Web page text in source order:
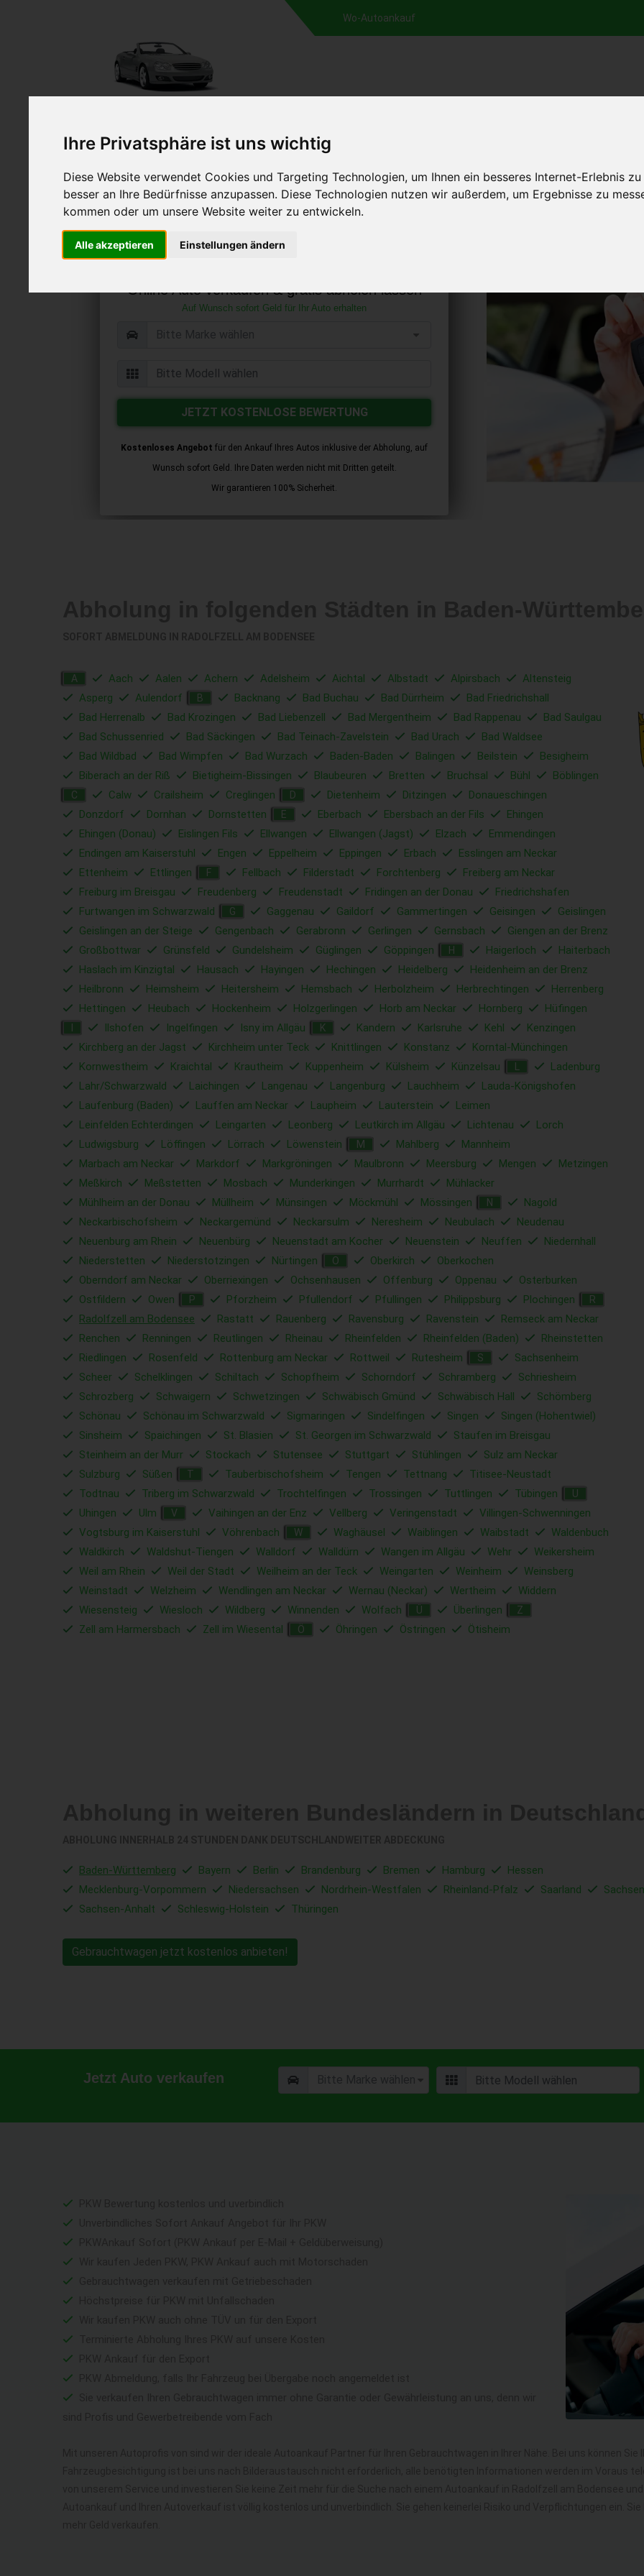
Ihre Privatsphäre ist uns wichtig
Diese Website verwendet Cookies und Targeting Technologien, um Ihnen ein besseres Internet-Erlebnis
besser an Ihre Bedürfnisse anzupassen. Diese Technologien nutzen wir außerdem, um Ergebnisse zu
kommen oder um unsere Website weiter zu entwickeln.
Alle akzeptieren Einstellungen ändern
Wo-Autoankauf
HOME AUTOANKAUF
Autoankauf in Radolfzell am Bodensee
Online Auto verkaufen & gratis abholen lassen
Auf Wunsch sofort Geld für Ihr Auto erhalten
JETZT KOSTENLOSE BEWERTUNG
Kostenloses Angebot für den Ankauf Ihres Autos inklusive der Abholung, auf
Wunsch sofort Geld. Ihre Daten werden nicht mit Dritten geteilt.
Wir garantieren 100% Sicherheit.
A Aach Aalen Achern Adelsheim Aichtal Albstadt Alpirsbach
Altensteig
Asperg
Aulendorf B Backnang Bad Buchau Bad Dürrheim
Bad Friedrichshall
Bad Herrenalb
Bad Krozingen Bad Liebenzell Bad Mergentheim Bad Rappenau
Bad Saulgau
Bad Schussenried
Bad Säckingen Bad Teinach-Zavelstein Bad Urach
Bad Waldsee
Bad Wildbad
Bad Wimpfen Bad Wurzach Baden-Baden Balingen Beilstein
Besigheim
Biberach an der Riß
Bietigheim-Bissingen Blaubeuren Bretten Bruchsal Bühl Böblingen
C Calw Crailsheim Creglingen D Dietenheim Ditzingen
Donaueschingen
Donzdorf
Dornhan Dornstetten E Eberbach Ebersbach an der Fils
Ehingen
Ehingen (Donau)
Eislingen Fils Ellwangen Ellwangen (Jagst) Elzach
Emmendingen
Endingen am Kaiserstuhl
Engen Eppelheim Eppingen Erbach
Esslingen am Neckar
Ettenheim
Ettlingen F Fellbach Filderstadt Forchtenberg
Freiberg am Neckar
Freiburg im Breisgau
Freudenberg Freudenstadt Fridingen an der Donau
Friedrichshafen
Furtwangen im Schwarzwald
G Gaggenau Gaildorf Gammertingen Geisingen
Geislingen
Geislingen an der Steige
Gengenbach Gerabronn Gerlingen Gernsbach
Giengen an der Brenz
Großbottwar
Grünsfeld Gundelsheim Güglingen Göppingen H Haigerloch
Haiterbach
Haslach im Kinzigtal
Hausach Hayingen Hechingen Heidelberg
Heidenheim an der Brenz
Heilbronn
Heimsheim Heitersheim Hemsbach Herbolzheim Herbrechtingen
Herrenberg
Hettingen
Heubach Hockenheim Holzgerlingen Horb am Neckar Hornberg Hüfingen
Ilshofen Ingelfingen Isny im Allgäu K Kandern Karlsruhe Kehl
Kenzingen
Kirchberg an der Jagst
Kirchheim unter Teck Knittlingen Konstanz
Korntal-Münchingen
Kornwestheim
Kraichtal Krautheim Kuppenheim Külsheim Künzelsau
Ladenburg
Lahr/Schwarzwald
Laichingen Langenau Langenburg Lauchheim
Lauda-Königshofen
Laufenburg (Baden)
Lauffen am Neckar Laupheim Lauterstein
Leimen
Leinfelden Echterdingen
Leingarten Leonberg Leutkirch im Allgäu Lichtenau
Lorch
Ludwigsburg
Löffingen Lörrach Löwenstein M Mahlberg
Mannheim
Marbach am Neckar
Markdorf Markgröningen Maulbronn Meersburg Mengen
Metzingen
Meßkirch
Meßstetten Mosbach Munderkingen Murrhardt
Mühlacker
Mühlheim an der Donau
Müllheim Münsingen Möckmühl Mössingen N
Nagold
Neckarbischofsheim
Neckargemünd Neckarsulm Neresheim Neubulach
Neudenau
Neuenburg am Rhein
Neuenbürg Neuenstadt am Kocher Neuenstein Neuffen
Niedernhall
Niederstetten
Niederstotzingen Nürtingen O Oberkirch
Oberkochen
Oberndorf am Neckar
Oberriexingen Ochsenhausen Offenburg Oppenau
Osterburken
Ostfildern
Owen P Pforzheim Pfullendorf Pfullingen Philippsburg Plochingen R
Radolfzell am Bodensee Rastatt Rauenberg Ravensburg Ravenstein
Remseck am Neckar
Renchen
Renningen Reutlingen Rheinau Rheinfelden Rheinfelden (Baden)
Rheinstetten
Riedlingen
Rosenfeld Rottenburg am Neckar Rottweil Rutesheim S
Sachsenheim
Scheer
Schelklingen Schiltach Schopfheim Schorndorf Schramberg
Schriesheim
Schrozberg
Schwaigern Schwetzingen Schwäbisch Gmünd Schwäbisch Hall
Schömberg
Schönau
Schönau im Schwarzwald Sigmaringen Sindelfingen Singen
Singen (Hohentwiel)
Sinsheim
Spaichingen St. Blasien St. Georgen im Schwarzwald
Staufen im Breisgau
Steinheim an der Murr
Stockach Stutensee Stuttgart Stühlingen
Sulz am Neckar
Sulzburg
Süßen T Tauberbischofsheim Tengen Tettnang
Titisee-Neustadt
Todtnau
Triberg im Schwarzwald Trochtelfingen Trossingen Tuttlingen Tübingen U
Uhingen Ulm V Vaihingen an der Enz Vellberg Veringenstadt
Villingen-Schwenningen
Vogtsburg im Kaiserstuhl
Vöhrenbach W Waghäusel Waiblingen Waibstadt
Waldenbuch
Waldkirch
Waldshut-Tiengen Walldorf Walldürn Wangen im Allgäu Wehr
Weikersheim
Weil am Rhein
Weil der Stadt Weilheim an der Teck Weingarten Weinheim
Weinsberg
Weinstadt
Welzheim Wendlingen am Neckar Wernau (Neckar) Wertheim
Widdern
Wiesensteig
Wiesloch Wildberg Winnenden Wolfach Ü Überlingen Z
Zell am Harmersbach Zell im Wiesental Ö Öhringen Östringen Ötisheim
Baden-Württemberg Bayern Berlin Brandenburg Bremen Hamburg
Hessen
Mecklenburg-Vorpommern
Niedersachsen Nordrhein-Westfalen Rheinland-Pfalz Saarland
Sachsen
Sachsen-Anhalt
Schleswig-Holstein Thüringen
Gebrauchtwagen jetzt kostenlos anbieten!
Jetzt Auto verkaufen